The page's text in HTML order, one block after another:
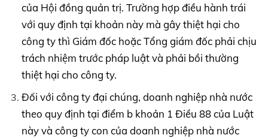
của Hội đồng quản trị. Trường hợp điều hành trái
với quy định tại khoản này mà gây thiệt hại cho
công ty thì Giám đốc hoặc Tổng giám đốc phải chịu
trách nhiệm trước pháp luật và phải bồi thường
thiệt hại cho công ty.
Đối với công ty đại chúng, doanh nghiệp nhà nước
theo quy định tại điểm b khoản 1 Điều 88 của Luật
này và công ty con của doanh nghiệp nhà nước